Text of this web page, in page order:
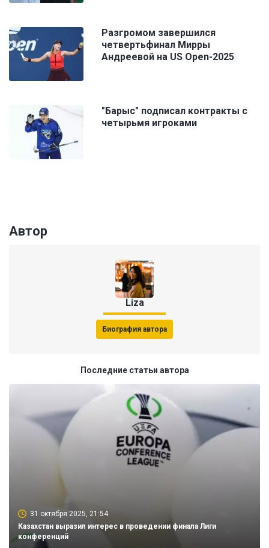
Разгромом завершился
четвертьфинал Мирры
Андреевой на US Open-2025
"Барыс" подписал контракты с
четырьмя игроками
Автор
Liza
Биография автора
Последние статьи автора
31 октября 2025, 21:54
Казахстан выразил интерес в проведении финала Лиги
конференций